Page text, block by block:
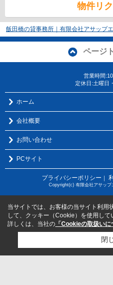
物件リ
飯田橋の貸事務所｜有限会社アサップ
ページ
営業時間
定休日:土曜日
ホーム
会社概要
お問い合わせ
PCサイト
プライバシーポリシー ｜
Copyright(c) 有限会社アサップ
当サイトでは、お客様の当サイト利用
して、クッキー（Cookie）を使用して
詳しくは、当社の 「Cookieの取扱いに
閉